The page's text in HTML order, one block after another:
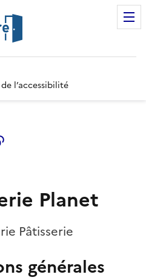
l’accessibilité
Twitter)
Planet
Pâtisserie
générales